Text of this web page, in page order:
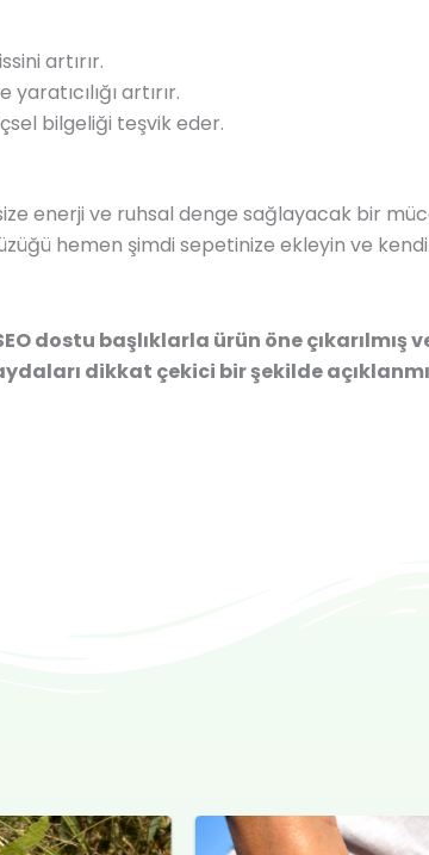
artırır.
artırır.
bilgeliği teşvik eder.
enerji ve ruhsal denge sağlayacak bir
hemen şimdi sepetinize ekleyin ve
dostu başlıklarla ürün öne
dikkat çekici bir şekilde
Orijinal
Şu
Orijinal